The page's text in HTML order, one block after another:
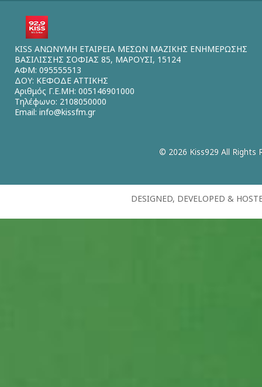
KISS ΑΝΩΝΥΜΗ ΕΤΑΙΡΕΙΑ ΜΕΣΩΝ ΜΑΖΙΚΗΣ ΕΝΗΜΕΡΩΣΗΣ
ΒΑΣΙΛΙΣΣΗΣ ΣΟΦΙΑΣ 85, ΜΑΡΟΥΣΙ, 15124
ΑΦΜ: 095555513
ΔΟΥ: ΚΕΦΟΔΕ ΑΤΤΙΚΗΣ
Αριθμός Γ.Ε.ΜΗ: 005146901000
Τηλέφωνο: 2108050000
Email: info@kissfm.gr
© 2026 Kiss929 All Rights
DESIGNED, DEVELOPED &